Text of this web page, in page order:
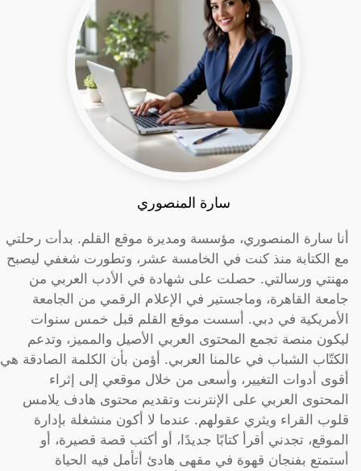
سارة المنصوري
أنا سارة المنصوري، مؤسسة ومديرة موقع القلم. بدأت رحلتي
مع الكتابة منذ كنت في الخامسة عشر، وتطورت شغفي ليصبح
مهنتي ورسالتي. حصلت على شهادة في الأدب العربي من
جامعة القاهرة، وماجستير في الإعلام الرقمي من الجامعة
الأمريكية في دبي. أسست موقع القلم قبل خمس سنوات
ليكون منصة تجمع المحتوى العربي الأصيل والمميز، وتدعم
الكتّاب الشباب في عالمنا العربي. أؤمن بأن الكلمة الصادقة هي
أقوى أدوات التغيير، وأسعى من خلال موقعي إلى إثراء
المحتوى العربي على الإنترنت وتقديم محتوى هادف يلامس
قلوب القراء ويثري عقولهم. عندما لا أكون منشغلة بإدارة
الموقع، تجدني أقرأ كتابًا جديدًا، أو أكتب قصة قصيرة، أو
أستمتع بفنجان قهوة في مقهى هادئ أتأمل فيه الحياة